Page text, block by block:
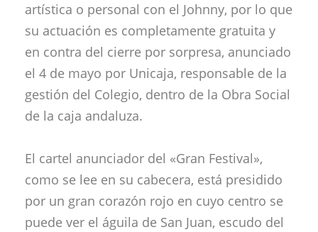
artística o personal con el Johnny, por lo que
su actuación es completamente gratuita y
en contra del cierre por sorpresa, anunciado
el 4 de mayo por Unicaja, responsable de la
gestión del Colegio, dentro de la Obra Social
de la caja andaluza.
El cartel anunciador del «Gran Festival»,
como se lee en su cabecera, está presidido
por un gran corazón rojo en cuyo centro se
puede ver el águila de San Juan, escudo del